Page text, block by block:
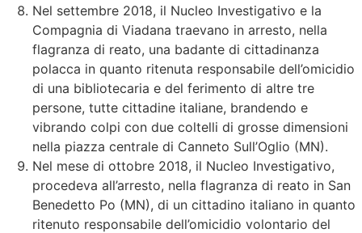
Nel settembre 2018, il Nucleo Investigativo e la
Compagnia di Viadana traevano in arresto, nella
flagranza di reato, una badante di cittadinanza
polacca in quanto ritenuta responsabile dell’omicidio
di una bibliotecaria e del ferimento di altre tre
persone, tutte cittadine italiane, brandendo e
vibrando colpi con due coltelli di grosse dimensioni
nella piazza centrale di Canneto Sull’Oglio (MN).
Nel mese di ottobre 2018, il Nucleo Investigativo,
procedeva all’arresto, nella flagranza di reato in San
Benedetto Po (MN), di un cittadino italiano in quanto
ritenuto responsabile dell’omicidio volontario del